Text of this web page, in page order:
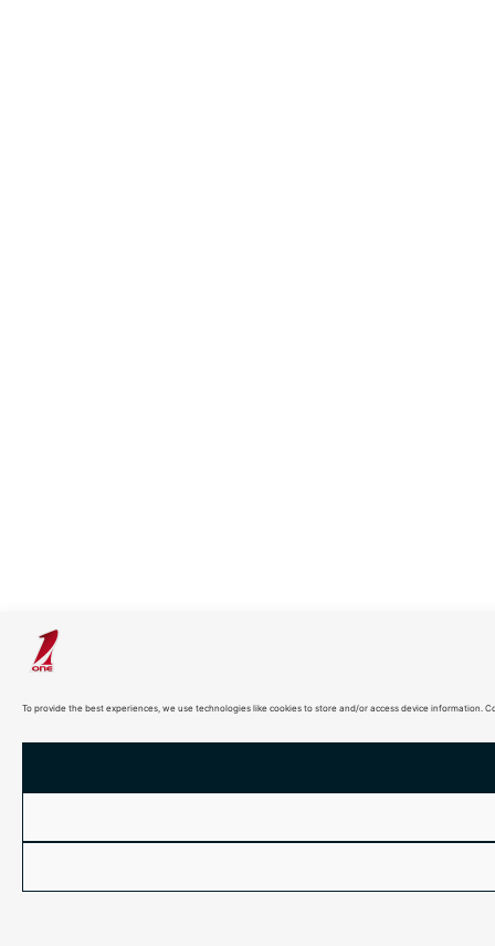
To provide the best experiences, we use technologies like cookies to store and/or access device